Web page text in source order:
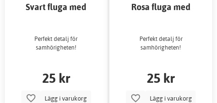
Svart fluga med
Perfekt detalj för
samhörigheten!
25 kr
Lägg i varukorg
Rosa fluga med
Perfekt detalj för
samhörigheten!
25 kr
Lägg i varukorg